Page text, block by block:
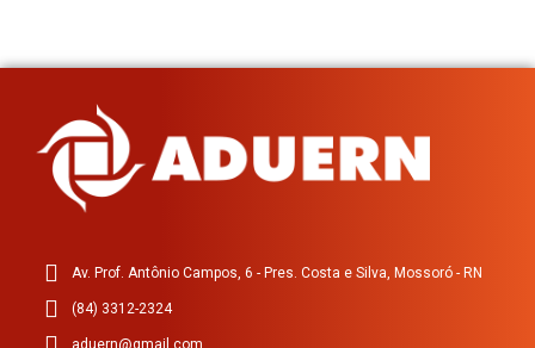
Av. Prof. Antônio Campos, 6 - Pres. Costa e Silva, Mossoró - RN
(84) 3312-2324
aduern@gmail.com